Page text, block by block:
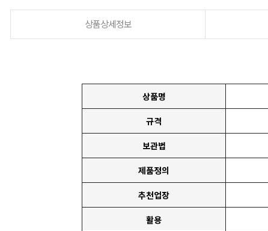
상품상세정보
상품명
규격
보관법
제품정의
추천업장
활용